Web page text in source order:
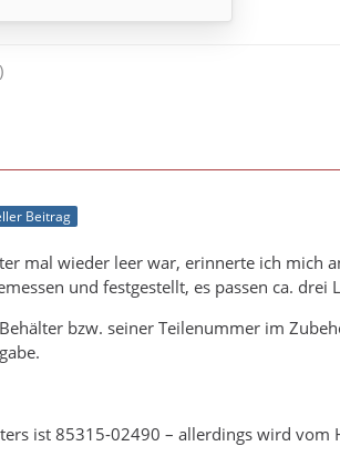
Beitrag
mal wieder leer war, erinnerte ich mich
und festgestellt, es passen ca. drei
bzw. seiner Teilenummer im
ist 85315-02490 – allerdings wird